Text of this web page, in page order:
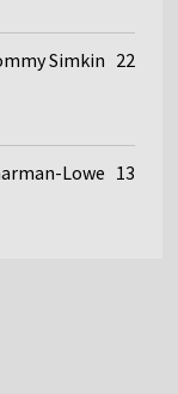
Simkin 22
Lowe 13